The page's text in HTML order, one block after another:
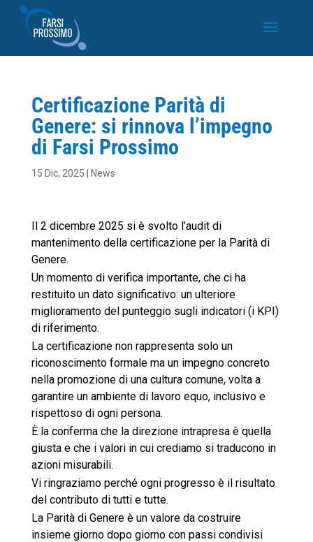
Certificazione Parità di
Genere: si rinnova l’impegno
di Farsi Prossimo
15 Dic, 2025 News
Il 2 dicembre 2025 si è svolto l’audit di
mantenimento della certificazione per la Parità di
Genere.
Un momento di verifica importante, che ci ha
restituito un dato significativo: un ulteriore
miglioramento del punteggio sugli indicatori (i KPI)
di riferimento.
La certificazione non rappresenta solo un
riconoscimento formale ma un impegno concreto
nella promozione di una cultura comune, volta a
garantire un ambiente di lavoro equo, inclusivo e
rispettoso di ogni persona.
È la conferma che la direzione intrapresa è quella
giusta e che i valori in cui crediamo si traducono in
azioni misurabili.
Vi ringraziamo perché ogni progresso è il risultato
del contributo di tutti e tutte.
La Parità di Genere è un valore da costruire
insieme giorno dopo giorno con passi condivisi